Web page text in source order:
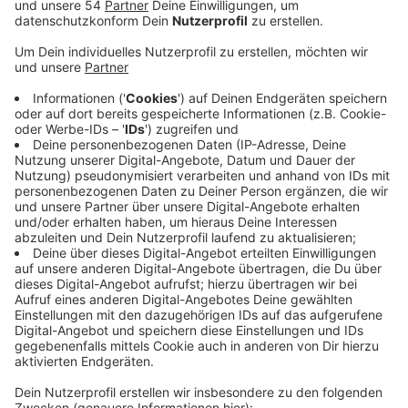
Die Polizei spricht von einer überraschenden Zunahme
Taschendiebe im Corona-Jahr deutlich weniger
Gelegenheit auf Beute hatten, als sonst. Im gesamten
letzten Jahr wurden in Mönchengladbach 247
Taschendiebstähle erfasst. In diesem Jahr waren es
bis jetzt schon mehr als 400. Dabei hätten die
Bedingungen für Taschendiebe im Corona-Jahr nicht
schlechter sein können: Keine Großveranstaltungen
mit dichtem Gedränge, leere Innenstädte und
Geschäfte. Wirklich erklären könne man sich den
Anstieg nicht, so die Polizei. Ausschlaggebend sei
etwa, wie viele der Beraubten dann auch Anzeige
erstatten. Möglich also, dass lediglich die Dunkelziffer
in den Jahren davor höher war, als jetzt. Weniger als ein
Zehntel aller angezeigten Taschendiebstähle können